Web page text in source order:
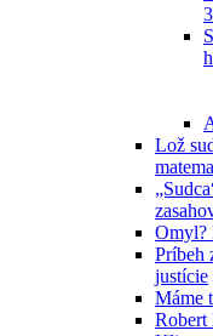
Lož
Omyl?
Príbeh
justície
Máme
Robert